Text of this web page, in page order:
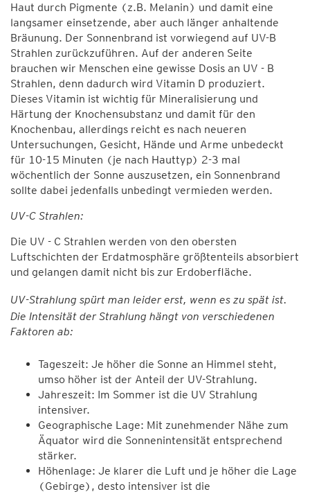
Haut durch Pigmente (z.B. Melanin) und damit eine
langsamer einsetzende, aber auch länger anhaltende
Bräunung. Der Sonnenbrand ist vorwiegend auf UV-B
Strahlen zurückzuführen. Auf der anderen Seite
brauchen wir Menschen eine gewisse Dosis an UV - B
Strahlen, denn dadurch wird Vitamin D produziert.
Dieses Vitamin ist wichtig für Mineralisierung und
Härtung der Knochensubstanz und damit für den
Knochenbau, allerdings reicht es nach neueren
Untersuchungen, Gesicht, Hände und Arme unbedeckt
für 10-15 Minuten (je nach Hauttyp) 2-3 mal
wöchentlich der Sonne auszusetzen, ein Sonnenbrand
sollte dabei jedenfalls unbedingt vermieden werden.
UV-C Strahlen:
Die UV - C Strahlen werden von den obersten
Luftschichten der Erdatmosphäre größtenteils absorbiert
und gelangen damit nicht bis zur Erdoberfläche.
UV-Strahlung spürt man leider erst, wenn es zu spät ist.
Die Intensität der Strahlung hängt von verschiedenen
Faktoren ab:
Tageszeit: Je höher die Sonne an Himmel steht,
umso höher ist der Anteil der UV-Strahlung.
Jahreszeit: Im Sommer ist die UV Strahlung
intensiver.
Geographische Lage: Mit zunehmender Nähe zum
Äquator wird die Sonnenintensität entsprechend
stärker.
Höhenlage: Je klarer die Luft und je höher die Lage
(Gebirge), desto intensiver ist die